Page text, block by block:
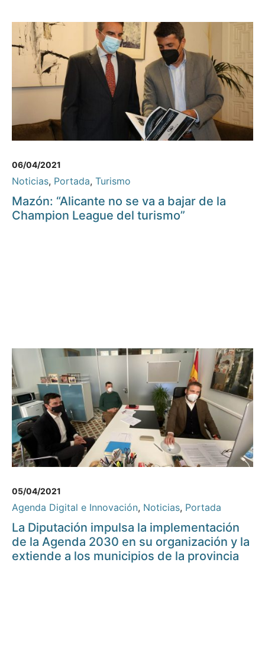
06/04/2021
Noticias, Portada, Turismo
Mazón: “Alicante no se va a bajar de la
Champion League del turismo”
05/04/2021
Agenda Digital e Innovación, Noticias, Portada
La Diputación impulsa la implementación
de la Agenda 2030 en su organización y la
extiende a los municipios de la provincia